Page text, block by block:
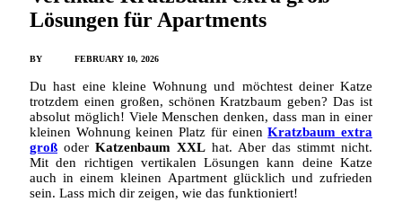
Lösungen für Apartments
BY FEBRUARY 10, 2026
Du hast eine kleine Wohnung und möchtest deiner Katze
trotzdem einen großen, schönen Kratzbaum geben? Das ist
absolut möglich! Viele Menschen denken, dass man in einer
kleinen Wohnung keinen Platz für einenKratzbaum extra
groß oder Katzenbaum XXL hat. Aber das stimmt nicht.
Mit den richtigen vertikalen Lösungen kann deine Katze
auch in einem kleinen Apartment glücklich und zufrieden
sein. Lass mich dir zeigen, wie das funktioniert!